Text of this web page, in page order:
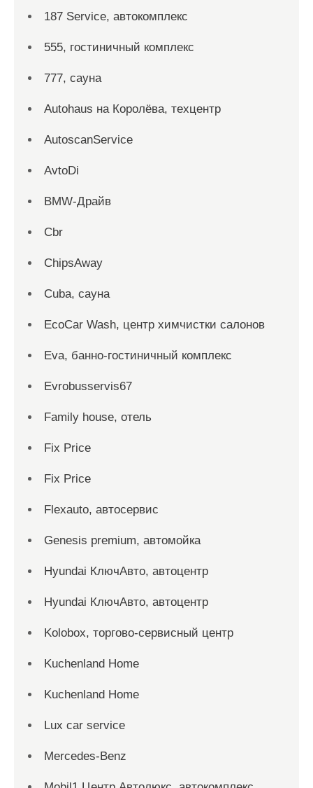
187 Service, автокомплекс
555, гостиничный комплекс
777, сауна
Autohaus на Королёва, техцентр
AutoscanService
AvtoDi
BMW-Драйв
Cbr
ChipsAway
Cuba, сауна
EcoCar Wash, центр химчистки салонов
Eva, банно-гостиничный комплекс
Evrobusservis67
Family house, отель
Fix Price
Fix Price
Flexauto, автосервис
Genesis premium, автомойка
Hyundai КлючАвто, автоцентр
Hyundai КлючАвто, автоцентр
Kolobox, торгово-сервисный центр
Kuchenland Home
Kuchenland Home
Lux car service
Mercedes-Benz